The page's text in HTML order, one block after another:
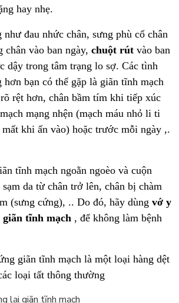
hay nhẹ.
đau nhức chân, sưng phù cổ chân
chân vào ban ngày, chuột rút vào ban
dậy trong tâm trạng lo sợ. Các tình
hơn bạn có thể gặp là giãn tĩnh mạch
rệt hơn, chân bầm tím khi tiếp xúc
mạng nhện (mạch máu nhỏ li ti
khi ấn vào) hoặc trước mỗi ngày ,.
tĩnh mạch ngoằn ngoèo và cuộn
da từ chân trở lên, chân bị chàm
(sưng cứng), .. Do đó, hãy dùng vớ y
giãn tĩnh mạch , để không làm bệnh
giãn tĩnh mạch là một loại hàng dệt
loại tất thông thường